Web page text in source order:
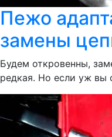
Пежо
замены
Будем откровенны,
редкая. Но если уж вы